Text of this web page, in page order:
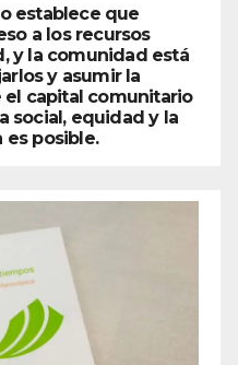
establece que
a los recursos
y la comunidad está
y asumir la
capital comunitario
social, equidad y la
posible.